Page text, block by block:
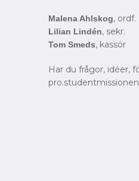
Malena Ahlskog, ordf.
Lilian Lindén, sekr.
Tom Smeds, kassör
Har du frågor, idéer,